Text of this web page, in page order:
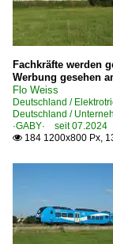
Fachkräfte werden
Werbung gesehen
Flo Weiss
Deutschland /
Deutschland /
·GABY· seit 07.2024
 184 1200x800 Px,